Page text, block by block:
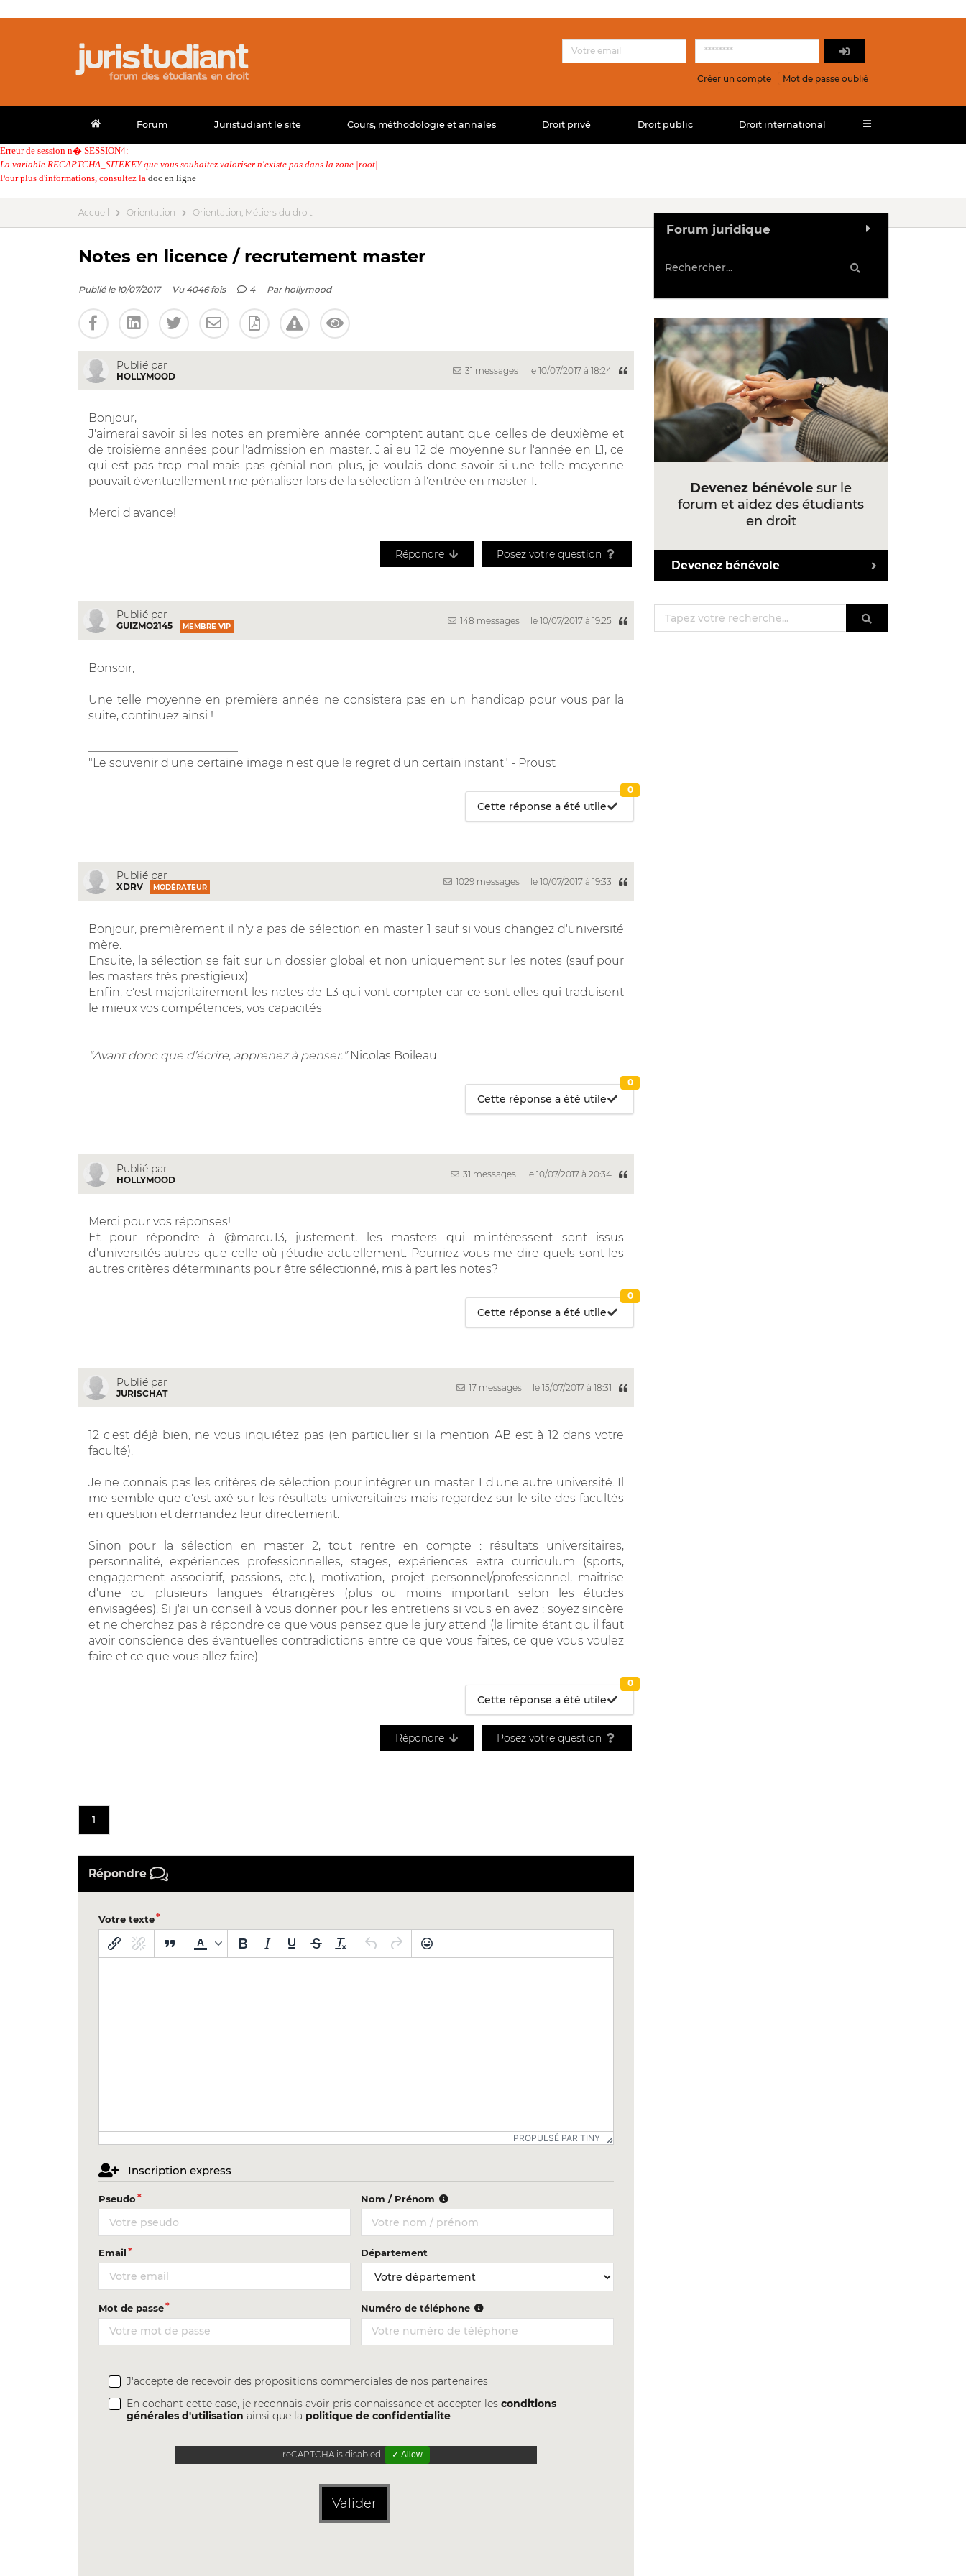
Créer un compte Mot de passe oublié
Forum Juristudiant le site Cours, méthodologie et annales Droit privé Droit public Droit international
Erreur de session n� SESSION4:
La variable RECAPTCHA_SITEKEY que vous souhaitez valoriser n'existe pas dans la zone |root|.
Pour plus d'informations, consultez la doc en ligne
Accueil Orientation Orientation, Métiers du droit
Notes en licence / recrutement master
Publié le 10/07/2017 Vu 4046 fois 4 Par hollymood
Publié par
HOLLYMOOD
31 messages le 10/07/2017 à 18:24
Bonjour,
J'aimerai savoir si les notes en première année comptent autant que celles de deuxième et
de troisième années pour l'admission en master. J'ai eu 12 de moyenne sur l'année en L1, ce
qui est pas trop mal mais pas génial non plus, je voulais donc savoir si une telle moyenne
pouvait éventuellement me pénaliser lors de la sélection à l'entrée en master 1.
Merci d'avance!
Répondre Posez votre question
Publié par
GUIZMO2145 MEMBRE VIP
148 messages le 10/07/2017 à 19:25
Bonsoir,
Une telle moyenne en première année ne consistera pas en un handicap pour vous par la
suite, continuez ainsi !
"Le souvenir d'une certaine image n'est que le regret d'un certain instant" - Proust
Cette réponse a été utile
0
Publié par
XDRV MODÉRATEUR
1029 messages le 10/07/2017 à 19:33
Bonjour, premièrement il n'y a pas de sélection en master 1 sauf si vous changez d'université
mère.
Ensuite, la sélection se fait sur un dossier global et non uniquement sur les notes (sauf pour
les masters très prestigieux).
Enfin, c'est majoritairement les notes de L3 qui vont compter car ce sont elles qui traduisent
le mieux vos compétences, vos capacités
“Avant donc que d’écrire, apprenez à penser.”Nicolas Boileau
Cette réponse a été utile
0
Publié par
HOLLYMOOD
31 messages le 10/07/2017 à 20:34
Merci pour vos réponses!
Et pour répondre à @marcu13, justement, les masters qui m'intéressent sont issus
d'universités autres que celle où j'étudie actuellement. Pourriez vous me dire quels sont les
autres critères déterminants pour être sélectionné, mis à part les notes?
Cette réponse a été utile
0
Publié par
JURISCHAT
17 messages le 15/07/2017 à 18:31
12 c'est déjà bien, ne vous inquiétez pas (en particulier si la mention AB est à 12 dans votre
faculté).
Je ne connais pas les critères de sélection pour intégrer un master 1 d'une autre université. Il
me semble que c'est axé sur les résultats universitaires mais regardez sur le site des facultés
en question et demandez leur directement.
Sinon pour la sélection en master 2, tout rentre en compte : résultats universitaires,
personnalité, expériences professionnelles, stages, expériences extra curriculum (sports,
engagement associatif, passions, etc.), motivation, projet personnel/professionnel, maîtrise
d'une ou plusieurs langues étrangères (plus ou moins important selon les études
envisagées). Si j'ai un conseil à vous donner pour les entretiens si vous en avez : soyez sincère
et ne cherchez pas à répondre ce que vous pensez que le jury attend (la limite étant qu'il faut
avoir conscience des éventuelles contradictions entre ce que vous faites, ce que vous voulez
faire et ce que vous allez faire).
Cette réponse a été utile
0
Répondre Posez votre question
1
Répondre
Votre texte
PROPULSÉ PAR TINY
Inscription express
Pseudo Nom / Prénom
Email Département
Mot de passe Numéro de téléphone
J'accepte de recevoir des propositions commerciales de nos partenaires
En cochant cette case, je reconnais avoir pris connaissance et accepter lesconditions
générales d'utilisation ainsi que la politique de confidentialite
reCAPTCHA is disabled. ✓ Allow
Valider
Forum juridique
Devenez bénévole sur le
forum et aidez des étudiants
en droit
Devenez bénévole